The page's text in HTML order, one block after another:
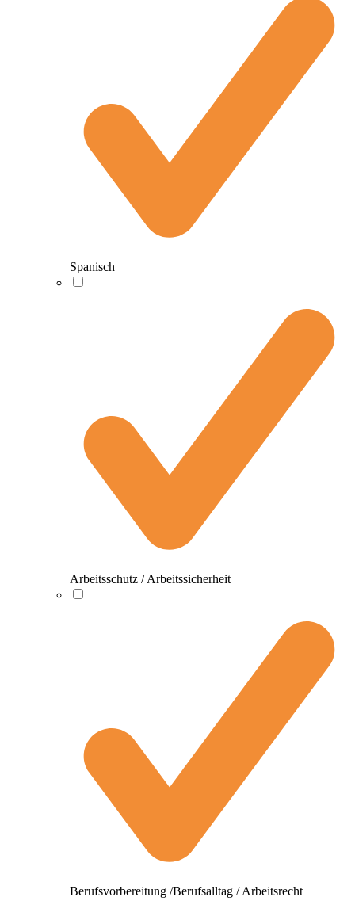
Spanisch
Arbeitsschutz / Arbeitssicherheit
Berufsvorbereitung /Berufsalltag / Arbeitsrecht